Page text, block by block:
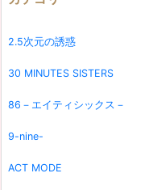
2.5次元の誘惑
30 MINUTES SISTERS
86－エイティシックス－
9-nine-
ACT MODE